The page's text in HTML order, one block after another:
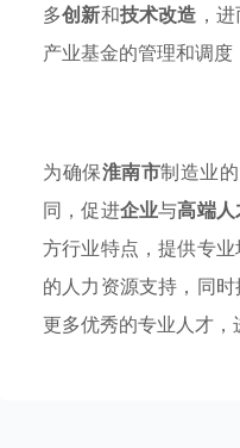
多创新和技术改造 ，
产业基金的管理和调
为确保淮南市制造业
同，促进企业与高端人
方行业特点，提供专
的人力资源支持，同
更多优秀的专业人才